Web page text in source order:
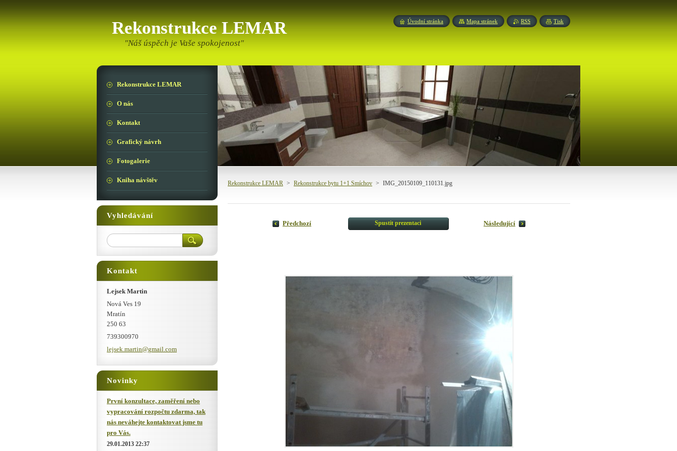
Rekonstrukce LEMAR
"Náš úspěch je Vaše spokojenost"
Rekonstrukce LEMAR > Rekonstrukce bytu 1+1 Smíchov > IMG_20150109_110131.jpg
Předchozí Spustit prezentaci Následující
Rekonstrukce LEMAR
O nás
Kontakt
Grafický návrh
Fotogalerie
Kniha návštěv
Vyhledávání
Kontakt
Lejsek Martin
Nová Ves 19
Mratín
250 63
739300970
lejsek.martin@gmail.com
Novinky
První konzultace, zaměření nebo
vypracování rozpočtu zdarma, tak
nás neváhejte kontaktovat jsme tu
pro Vás.
29.01.2013 22:37
Úvodní stránka Mapa stránek RSS Tisk